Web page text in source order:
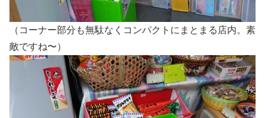
（コーナー部分も無駄なくコンパクトにまとまる店内。素
敵ですね〜）